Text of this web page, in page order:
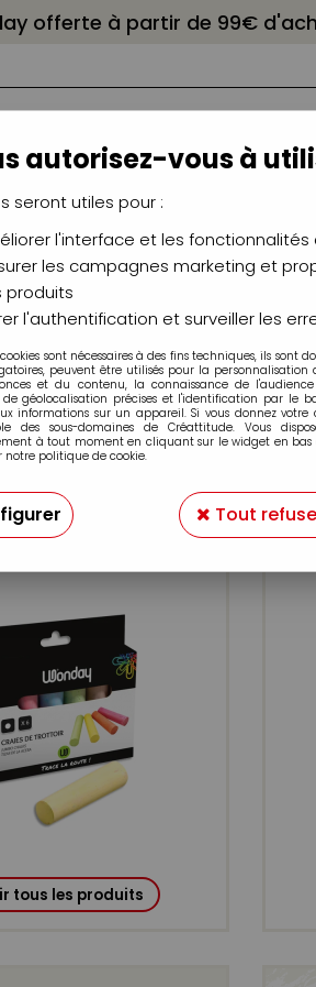
offerte à partir de 99€
CHÂSSIS
CHEVALETS
ARDOISE
tous les produits
autorisez-vous à
seront utiles pour :
l'interface et les fonctionnalités
les campagnes marketing et
produits
l'authentification et surveiller les
sont nécessaires à des fins techniques, ils sont
peuvent être utilisés pour la
et du contenu, la connaissance de
de géolocalisation précises et l'identification par le
informations sur un appareil. Si vous donnez
des sous-domaines de Créattitude. Vous
à tout moment en cliquant sur le widget en bas
notre politique de cookie.
Tout